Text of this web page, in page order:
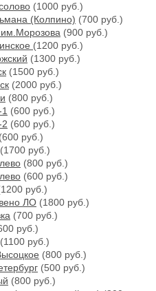
(1000 руб.)
(Колпино) (700 руб.)
им.Морозова (900 руб.)
(1200 руб.)
(1300 руб.)
(1500 руб.)
(2000 руб.)
(800 руб.)
(600 руб.)
2 (600 руб.)
(600 руб.)
(1700 руб.)
(800 руб.)
(600 руб.)
руб.)
ЛО (1800 руб.)
(700 руб.)
руб.)
(1100 руб.)
(800 руб.)
(500 руб.)
(800 руб.)